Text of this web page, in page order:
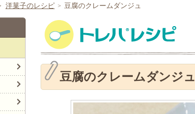
洋菓子のレシピ > 豆腐のクレームダンジュ
豆腐のクレームダンジュ